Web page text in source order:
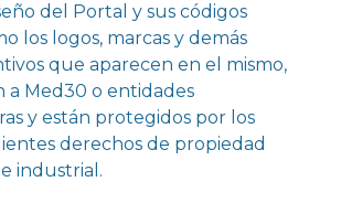
del Portal y sus códigos
los logos, marcas y demás
que aparecen en el mismo,
a Med30 o entidades
y están protegidos por los
derechos de propiedad
industrial.